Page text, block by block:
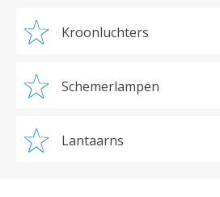
Kroonluchters
Schemerlampen
Lantaarns